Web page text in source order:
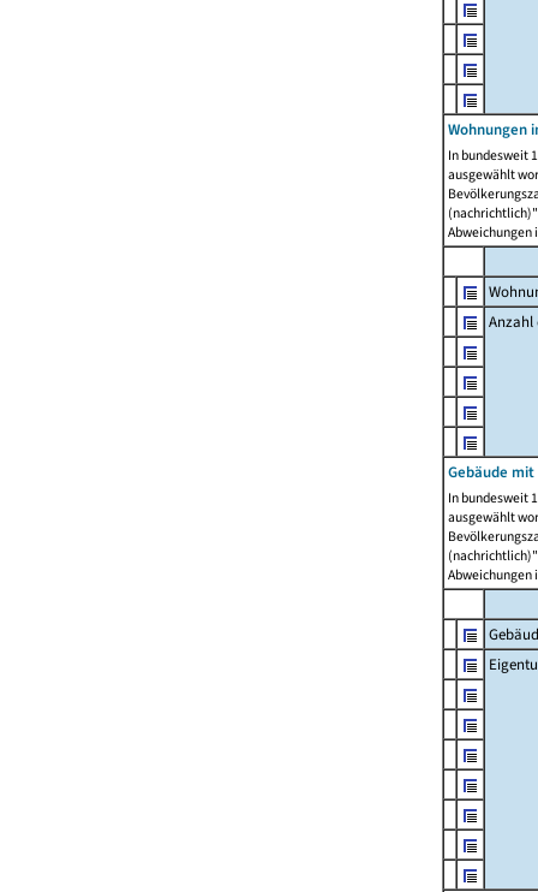
Wohnungen
In bundesweit
ausgewählt
Abweichungen
Anzahl
Gebäude
In bundesweit
ausgewählt
Abweichungen